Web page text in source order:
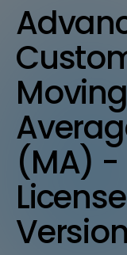
Moving
(MA) -
License
Version